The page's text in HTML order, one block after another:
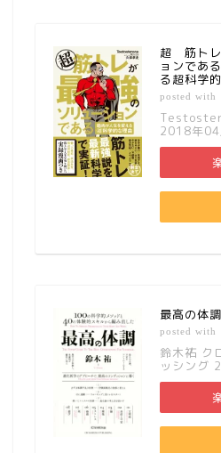
超 筋トレ
ョンであ
る超科学
posted with
2018年
最高の体調
posted with
鈴木祐 ク
ッシング